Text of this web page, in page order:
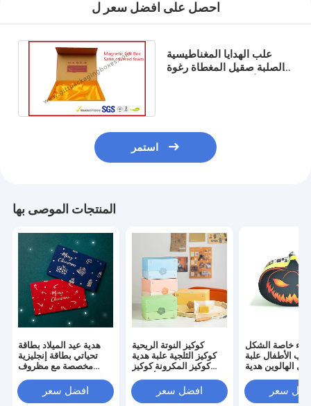
احصل على افضل سعر ل
علب الهدايا المغناطيسية
الصلبة صقيل المغطاة رغوة
استمر
المنتجات الموصى بها
هدية عيد الميلاد بطاقة
تحياتي بطاقة إنجليزية
مخصصة مع مظروف
افضل سعر
كوكيز النوتة الريحية
كوكيز الثلجية علبة هدية
كوكيز المكرونة كوكيز
افضل سعر
خاصة الشكل
الأطفال علبة
الهالوين هدية
سعر